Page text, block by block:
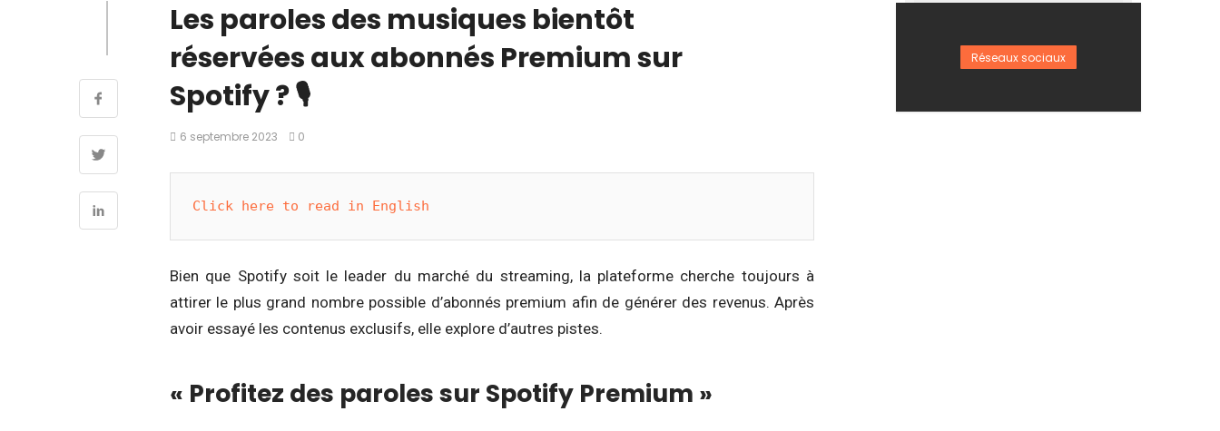
Les paroles des musiques bientôt
réservées aux abonnés Premium sur
Spotify ? 🎙️
6 septembre 2023 0
Click here to read in English
Bien que Spotify soit le leader du marché du streaming, la plateforme cherche toujours à
attirer le plus grand nombre possible d’abonnés premium afin de générer des revenus. Après
avoir essayé les contenus exclusifs, elle explore d’autres pistes.
« Profitez des paroles sur Spotify Premium »
Réseaux sociaux